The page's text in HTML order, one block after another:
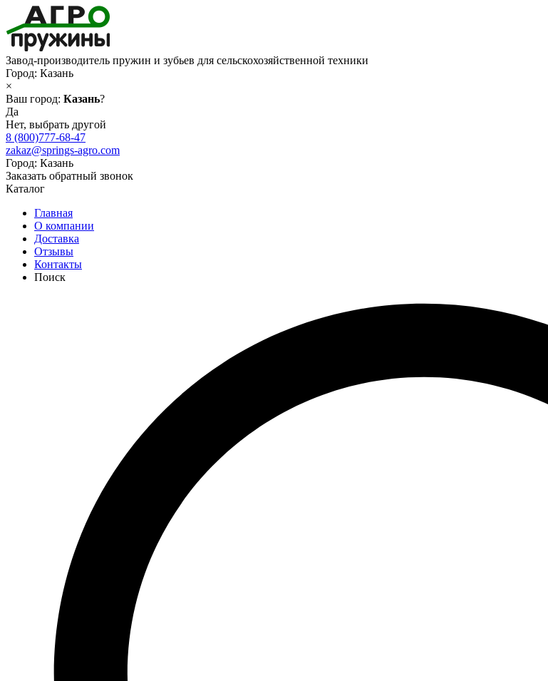
Завод-производитель пружин и зубьев для сельскохозяйственной техники
Город: Казань
×
Ваш город: Казань?
Да
Нет, выбрать другой
8 (800)777-68-47
zakaz@springs-agro.com
Город: Казань
Заказать обратный звонок
Каталог
Главная
О компании
Доставка
Отзывы
Контакты
Поиск